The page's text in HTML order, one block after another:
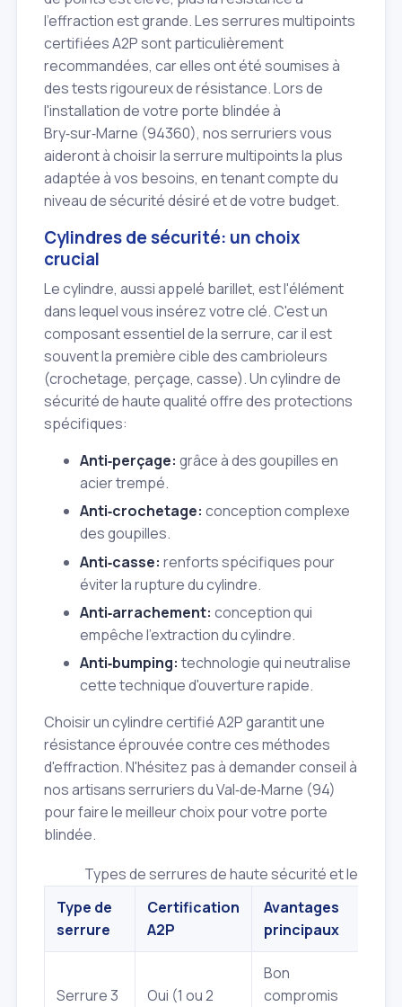
l'effraction est grande. Les serrures multipoints
certifiées A2P sont particulièrement
recommandées, car elles ont été soumises à
des tests rigoureux de résistance. Lors de
l'installation de votre porte blindée à
Bry‑sur‑Marne (94360), nos serruriers vous
aideront à choisir la serrure multipoints la plus
adaptée à vos besoins, en tenant compte du
niveau de sécurité désiré et de votre budget.
Cylindres de sécurité: un choix
crucial
Le cylindre, aussi appelé barillet, est l'élément
dans lequel vous insérez votre clé. C'est un
composant essentiel de la serrure, car il est
souvent la première cible des cambrioleurs
(crochetage, perçage, casse). Un cylindre de
sécurité de haute qualité offre des protections
spécifiques:
Anti‑perçage: grâce à des goupilles en
acier trempé.
Anti‑crochetage: conception complexe
des goupilles.
Anti‑casse: renforts spécifiques pour
éviter la rupture du cylindre.
Anti‑arrachement: conception qui
empêche l'extraction du cylindre.
Anti‑bumping: technologie qui neutralise
cette technique d'ouverture rapide.
Choisir un cylindre certifié A2P garantit une
résistance éprouvée contre ces méthodes
d'effraction. N'hésitez pas à demander conseil à
nos artisans serruriers du Val‑de‑Marne (94)
pour faire le meilleur choix pour votre porte
blindée.
Types de serrures de haute sécurité et leurs
Type de
serrure
Certification
A2P
Avantages
principaux
Serrure 3
Oui (1 ou 2
Bon
compromis